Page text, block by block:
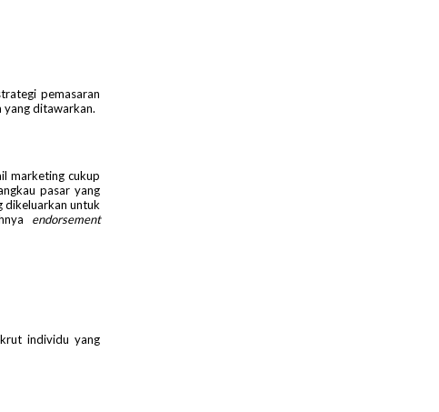
pemasaran
ditawarkan.
marketing cukup
pasar yang
dikeluarkan untuk
endorsement
individu yang